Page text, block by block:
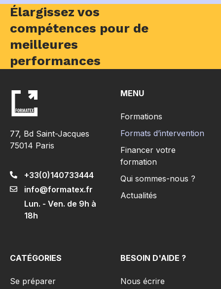
Élargissez vos
compétences pour de
meilleures
performances
77, Bd Saint-Jacques
75014 Paris
+33(0)140733444
info@formatex.fr
Lun. - Ven. de 9h à
18h
MENU
Formations
Formats d’intervention
Financer votre
formation
Qui sommes-nous ?
Actualités
CATÉGORIES
Se préparer
BESOIN D'AIDE ?
Nous écrire